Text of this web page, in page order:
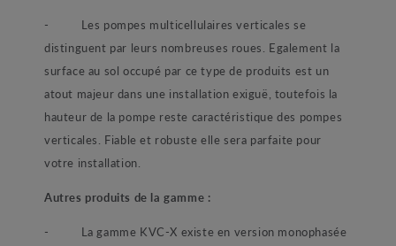
- Les pompes multicellulaires verticales se
distinguent par leurs nombreuses roues. Egalement la
surface au sol occupé par ce type de produits est un
atout majeur dans une installation exiguë, toutefois la
hauteur de la pompe reste caractéristique des pompes
verticales. Fiable et robuste elle sera parfaite pour
votre installation.
Autres produits de la gamme :
- La gamme KVC-X existe en version monophasée